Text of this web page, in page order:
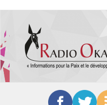
contenu
principal